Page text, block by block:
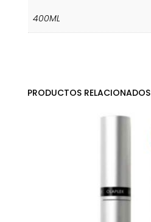
400ML
PRODUCTOS RELACIONADOS